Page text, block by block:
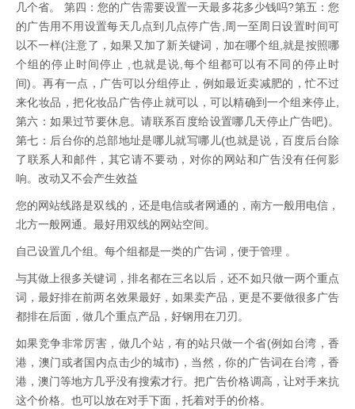
几个省。 第四：您的广告需要设置一天最多花多少钱吗?第五：您
的广告用不用设置每天几点到几点停广告,周一至周日设置时间可
以不一样(注意了，如果又加了新关键词，加在哪个组,就是按照哪
个组的停止时间停止 ,也就是说,每个组都可以有不同的停止时
间)。再有一点，广告可以分组停止，例如最近卖减肥的，忙不过
来化妆品，把化妆品广告停止就可以，可以精确到一个组来停止,
第六：如果过节要休息。请联系百度给设置哪几天停止广告吧)。
第七：后台你的总部地址是哪儿就写哪儿(也就是说，百度后台除
了联系人和邮件，其它请不要动，对你的网站和广告没有任何影
响。改动又不会产生效益
您的网站线路是双线的，还是电信或者网通的，南方一般用电信，
北方一般网通。最好用双线的网站空间。
自己设置几个组。每个组都是一类的广告词，便于管理 。
与其做上很多关键词，排名都在三名以后，还不如只做一两个重点
词，最好排在前两名效果最好，如果卖产品，更是不要做很多广告
都排在后面，做几个重点产品，好钢用在刀刃。
如果竞争非常厉害，做几个站，有的站只做一个省(例如台湾，香
港，澳门或者国内点击少的城市)，当然，你的广告词在台湾，香
港，澳门等地方几乎没有搜索才行。把广告价格调高，让对手来抗
这个价格。也可以放在对手下面，托着对手的价格。